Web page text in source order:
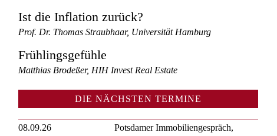
Ist die Inflation zurück?
Prof. Dr. Thomas Straubhaar, Universität Hamburg
Frühlingsgefühle
Matthias Brodeßer, HIH Invest Real Estate
DIE NÄCHSTEN TERMINE
08.09.26 Potsdamer Immobiliengespräch,